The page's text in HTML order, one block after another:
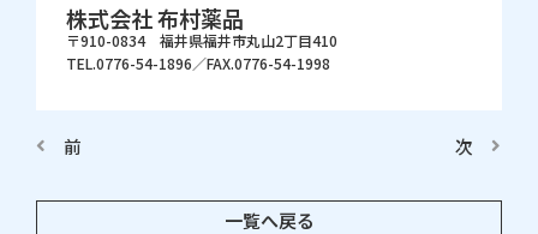
株式会社 布村薬品
〒910-0834 福井県福井市丸山2丁目410
TEL.0776-54-1896／FAX.0776-54-1998
前 次
一覧へ戻る